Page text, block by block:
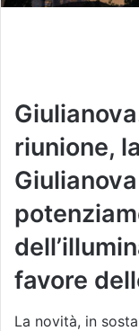
riunione,
favore
La novità, in